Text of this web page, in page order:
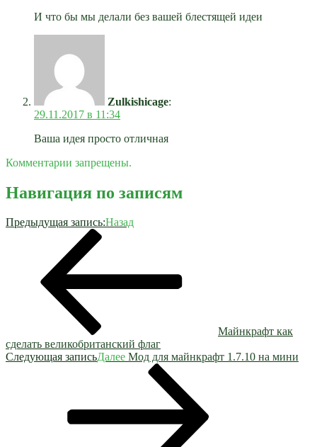
И что бы мы делали без вашей блестящей идеи
Zulkishicage:
29.11.2017 в 11:34
Ваша идея просто отличная
Комментарии запрещены.
Навигация по записям
Предыдущая запись:Назад
Майнкрафт как
сделать великобританский флаг
Следующая записьДалее Мод для майнкрафт 1.7.10 на мини